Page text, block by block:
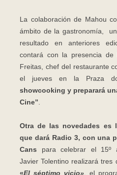
La colaboración de Mahou
ámbito de la gastronomía,
resultado en anteriores
contará con la presencia de
Freitas, chef del restaurante
el jueves en la Praza
showcooking y preparará
Cine”
Otra de las novedades es
que dará Radio 3, con una
Cans para celebrar el 15º
Javier Tolentino realizará tres
«El séptimo vicio» , el